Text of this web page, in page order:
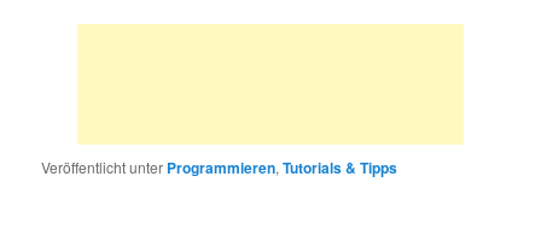
Veröffentlicht unter Programmieren,Tutorials & Tipps